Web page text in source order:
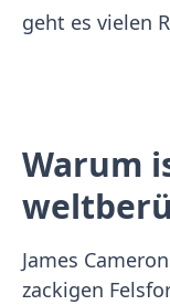
geht es vielen
Warum
James
zackigen